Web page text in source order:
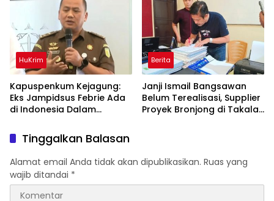
HuKrim
Kapuspenkum Kejagung:
Eks Jampidsus Febrie Ada
di Indonesia Dalam
Berita
Janji Ismail Bangsawan
Belum Terealisasi, Supplier
Proyek Bronjong di Takalar
Tinggalkan Balasan
Alamat email Anda tidak akan dipublikasikan. Ruas yang
wajib ditandai *